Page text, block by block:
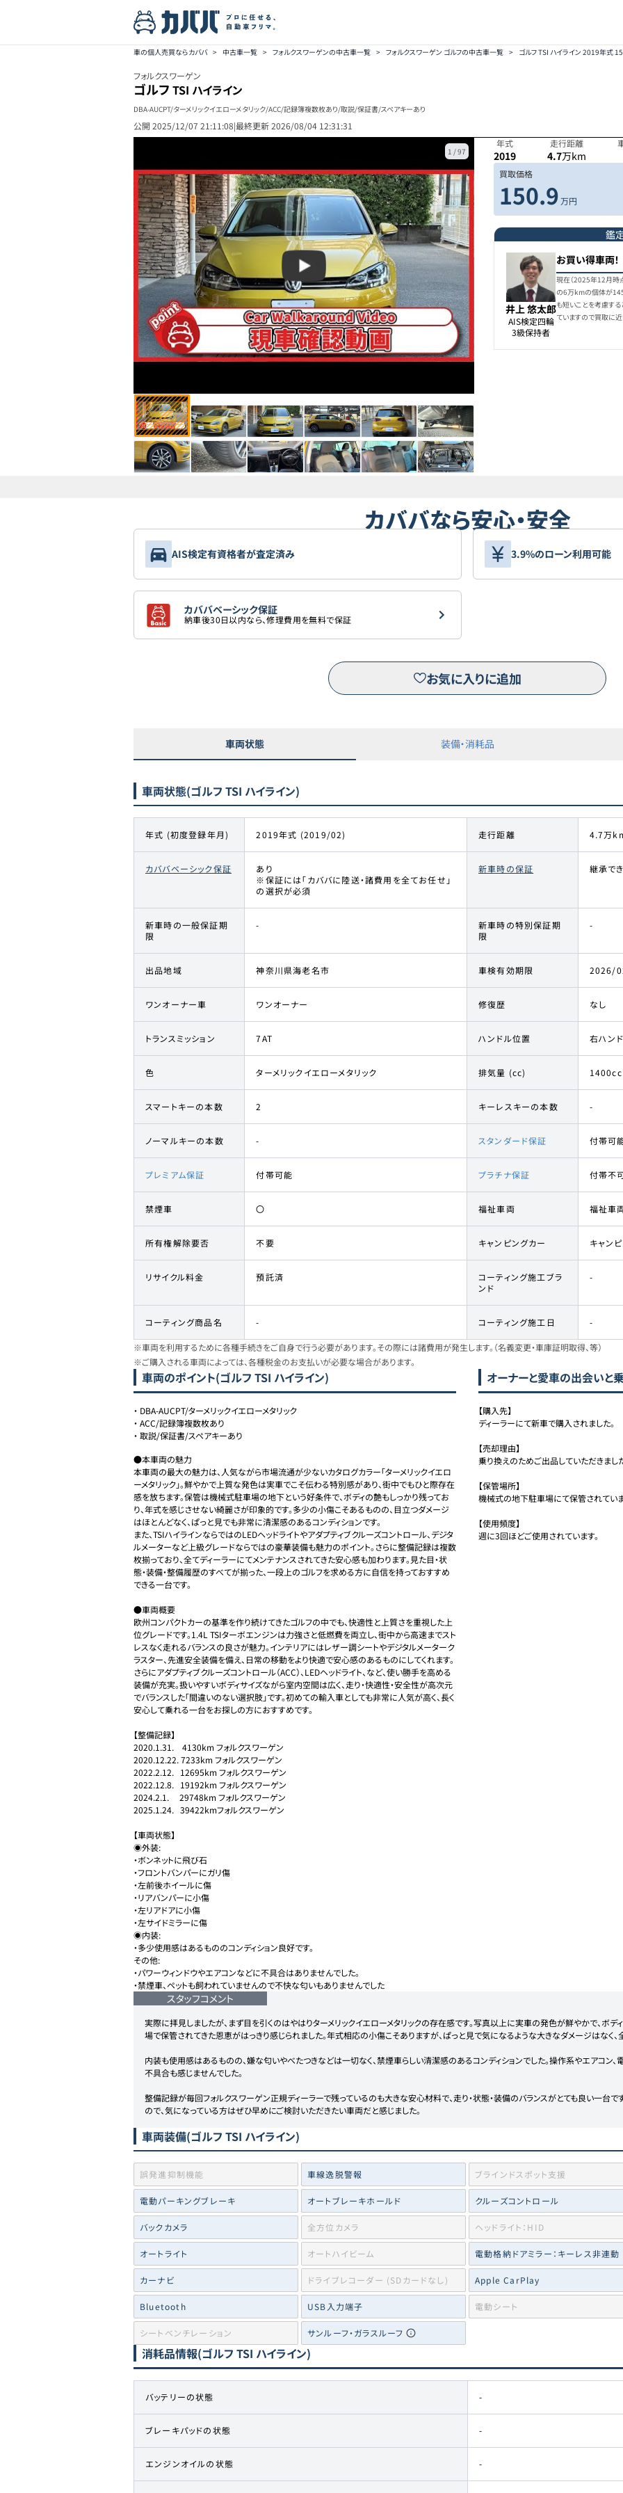
車の個人売買ならカババ > 中古車一覧 > フォルクスワーゲンの中古車一覧 > フォルクスワーゲン ゴルフの中古車一覧 > ゴルフ TSI ハイライン 2019年式
フォルクスワーゲン
ゴルフ TSI ハイライン
DBA-AUCPT/ターメリックイエローメタリック/ACC/記録簿複数枚あり/取説/保証書/スペアキーあり
公開 2025/12/07 21:11:08|最終更新2026/08/04 12:31:31
1 /97
年式
2019
走行距離
4.7万km
買取価格
150.9万円
鑑
井上 悠太郎
AIS検定四輪
3級保持者
お買い得車両！
現在（2025年12月時
の6万kmの個体が
も短いことを考慮す
ていますので買取に
カババなら安心・安全
AIS検定有資格者が査定済み 3.9%のローン利用可能
カババベーシック保証
納車後30日以内なら、修理費用を無料で保証
お気に入りに追加
車両状態 装備・消耗品
車両状態(ゴルフ TSI ハイライン)
年式 (初度登録年月) 2019年式 (2019/02) 走行距離 4.7万
カババベーシック保証
あり
※保証には「カババに陸送・諸費用を全てお任せ」
の選択が必須
新車時の保証 継承で
新車時の一般保証期
限
-
新車時の特別保証期
限
-
出品地域 神奈川県海老名市 車検有効期限 2026/
ワンオーナー車 ワンオーナー 修復歴 なし
トランスミッション 7AT ハンドル位置 右ハン
色 ターメリックイエローメタリック 排気量 (cc) 1400cc
スマートキーの本数 2 キーレスキーの本数 -
ノーマルキーの本数 - スタンダード保証 付帯可
プレミアム保証 付帯可能 プラチナ保証 付帯不
禁煙車 〇 福祉車両 福祉車
所有権解除要否 不要 キャンピングカー キャン
リサイクル料金 預託済
コーティング施工ブラ
ンド
-
コーティング商品名 - コーティング施工日 -
※車両を利用するために各種手続きをご自身で行う必要があります。その際には諸費用が発生します。（名義変更・車庫証明取得、等）
※ご購入される車両によっては、各種税金のお支払いが必要な場合があります。
車両のポイント(ゴルフ TSI ハイライン)
・ DBA-AUCPT/ターメリックイエローメタリック
・ ACC/記録簿複数枚あり
・ 取説/保証書/スペアキーあり
●本車両の魅力
本車両の最大の魅力は、人気ながら市場流通が少ないカタログカラー「ターメリックイエロ
ーメタリック」。鮮やかで上質な発色は実車でこそ伝わる特別感があり、街中でもひと際存在
感を放ちます。保管は機械式駐車場の地下という好条件で、ボディの艶もしっかり残ってお
り、年式を感じさせない綺麗さが印象的です。多少の小傷こそあるものの、目立つダメージ
はほとんどなく、ぱっと見でも非常に清潔感のあるコンディションです。
また、TSIハイラインならではのLEDヘッドライトやアダプティブクルーズコントロール、デジタ
ルメーターなど上級グレードならではの豪華装備も魅力のポイント。さらに整備記録は複数
枚揃っており、全てディーラーにてメンテナンスされてきた安心感も加わります。見た目・状
態・装備・整備履歴のすべてが揃った、一段上のゴルフを求める方に自信を持っておすすめ
できる一台です。
●車両概要
欧州コンパクトカーの基準を作り続けてきたゴルフの中でも、快適性と上質さを重視した上
位グレードです。1.4L TSIターボエンジンは力強さと低燃費を両立し、街中から高速までスト
レスなく走れるバランスの良さが魅力。インテリアにはレザー調シートやデジタルメーターク
ラスター、先進安全装備を備え、日常の移動をより快適で安心感のあるものにしてくれます。
さらにアダプティブクルーズコントロール（ACC）、LEDヘッドライト、など、使い勝手を高める
装備が充実。扱いやすいボディサイズながら室内空間は広く、走り・快適性・安全性が高次元
でバランスした「間違いのない選択肢」です。初めての輸入車としても非常に人気が高く、長く
安心して乗れる一台をお探しの方におすすめです。
【整備記録】
2020.1.31.    4130km フォルクスワーゲン
2020.12.22. 7233km フォルクスワーゲン
2022.2.12.   12695km フォルクスワーゲン
2022.12.8.   19192km フォルクスワーゲン
2024.2.1.     29748km フォルクスワーゲン
2025.1.24.   39422kmフォルクスワーゲン
【車両状態】
◉外装:
・ボンネットに飛び石
・フロントバンパーにガリ傷
・左前後ホイールに傷
・リアバンパーに小傷
・左リアドアに小傷
・左サイドミラーに傷
◉内装:
・多少使用感はあるもののコンディション良好です。
その他:
・パワーウィンドウやエアコンなどに不具合はありませんでした。
・禁煙車、ペットも飼われていませんので不快な匂いもありませんでした
オーナーと愛車の出会いと
【購入先】
ディーラーにて新車で購入されました。
【売却理由】
乗り換えのためご出品していただきました
【保管場所】
機械式の地下駐車場にて保管されていま
【使用頻度】
週に3回ほどご使用されています。
スタッフコメント
実際に拝見しましたが、まず目を引くのはやはりターメリックイエローメタリックの存在感です。写真以上に実車の発色が鮮やかで、ボ
場で保管されてきた恩恵がはっきり感じられました。年式相応の小傷こそありますが、ぱっと見で気になるような大きなダメージはなく
内装も使用感はあるものの、嫌な匂いやべたつきなどは一切なく、禁煙車らしい清潔感のあるコンディションでした。操作系やエアコン
不具合も感じませんでした。
整備記録が毎回フォルクスワーゲン正規ディーラーで残っているのも大きな安心材料で、走り・状態・装備のバランスがとても良い一台
ので、気になっている方はぜひ早めにご検討いただきたい車両だと感じました。
車両装備(ゴルフ TSI ハイライン)
誤発進抑制機能 車線逸脱警報 ブラインドスポット支援
電動パーキングブレーキ オートブレーキホールド クルーズコントロール
バックカメラ 全方位カメラ ヘッドライト：HID
オートライト オートハイビーム 電動格納ドアミラー：キーレス非連動
カーナビ ドライブレコーダー (SDカードなし) Apple CarPlay
Bluetooth USB入力端子 電動シート
シートベンチレーション サンルーフ・ガラスルーフ
消耗品情報(ゴルフ TSI ハイライン)
バッテリーの状態 -
ブレーキパッドの状態 -
エンジンオイルの状態 -